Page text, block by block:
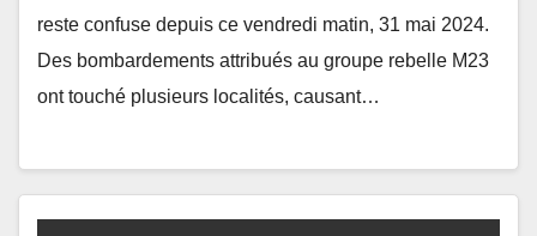
reste confuse depuis ce vendredi matin, 31 mai 2024.
Des bombardements attribués au groupe rebelle M23
ont touché plusieurs localités, causant…